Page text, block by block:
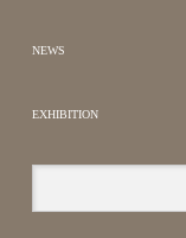
NEWS
EXHIBITION